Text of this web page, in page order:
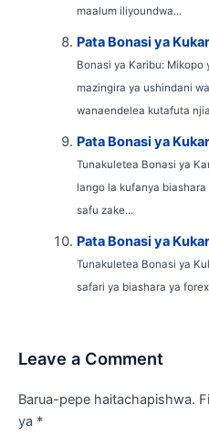
maalum iliyoundwa...
Pata Bonasi ya
Bonasi ya Karibu: Mikopo
mazingira ya ushindani
wanaendelea kutafuta
Pata Bonasi ya
Tunakuletea Bonasi ya
lango la kufanya
safu zake...
Pata Bonasi ya
Tunakuletea Bonasi ya
safari ya biashara ya
Leave a Comment
Barua-pepe haitachapishwa.
ya *